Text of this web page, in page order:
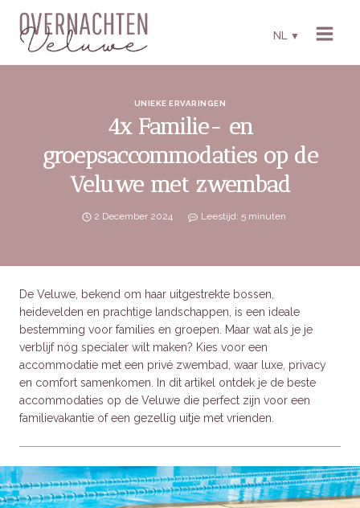
content
NL ▼
UNIEKE ERVARINGEN
4x Familie- en
groepsaccommodaties op de
Veluwe met zwembad
2 December 2024 Leestijd: 5 minuten
De Veluwe, bekend om haar uitgestrekte bossen,
heidevelden en prachtige landschappen, is een ideale
bestemming voor families en groepen. Maar wat als je je
verblijf nóg specialer wilt maken? Kies voor een
accommodatie met een privé zwembad, waar luxe, privacy
en comfort samenkomen. In dit artikel ontdek je de beste
accommodaties op de Veluwe die perfect zijn voor een
familievakantie of een gezellig uitje met vrienden.